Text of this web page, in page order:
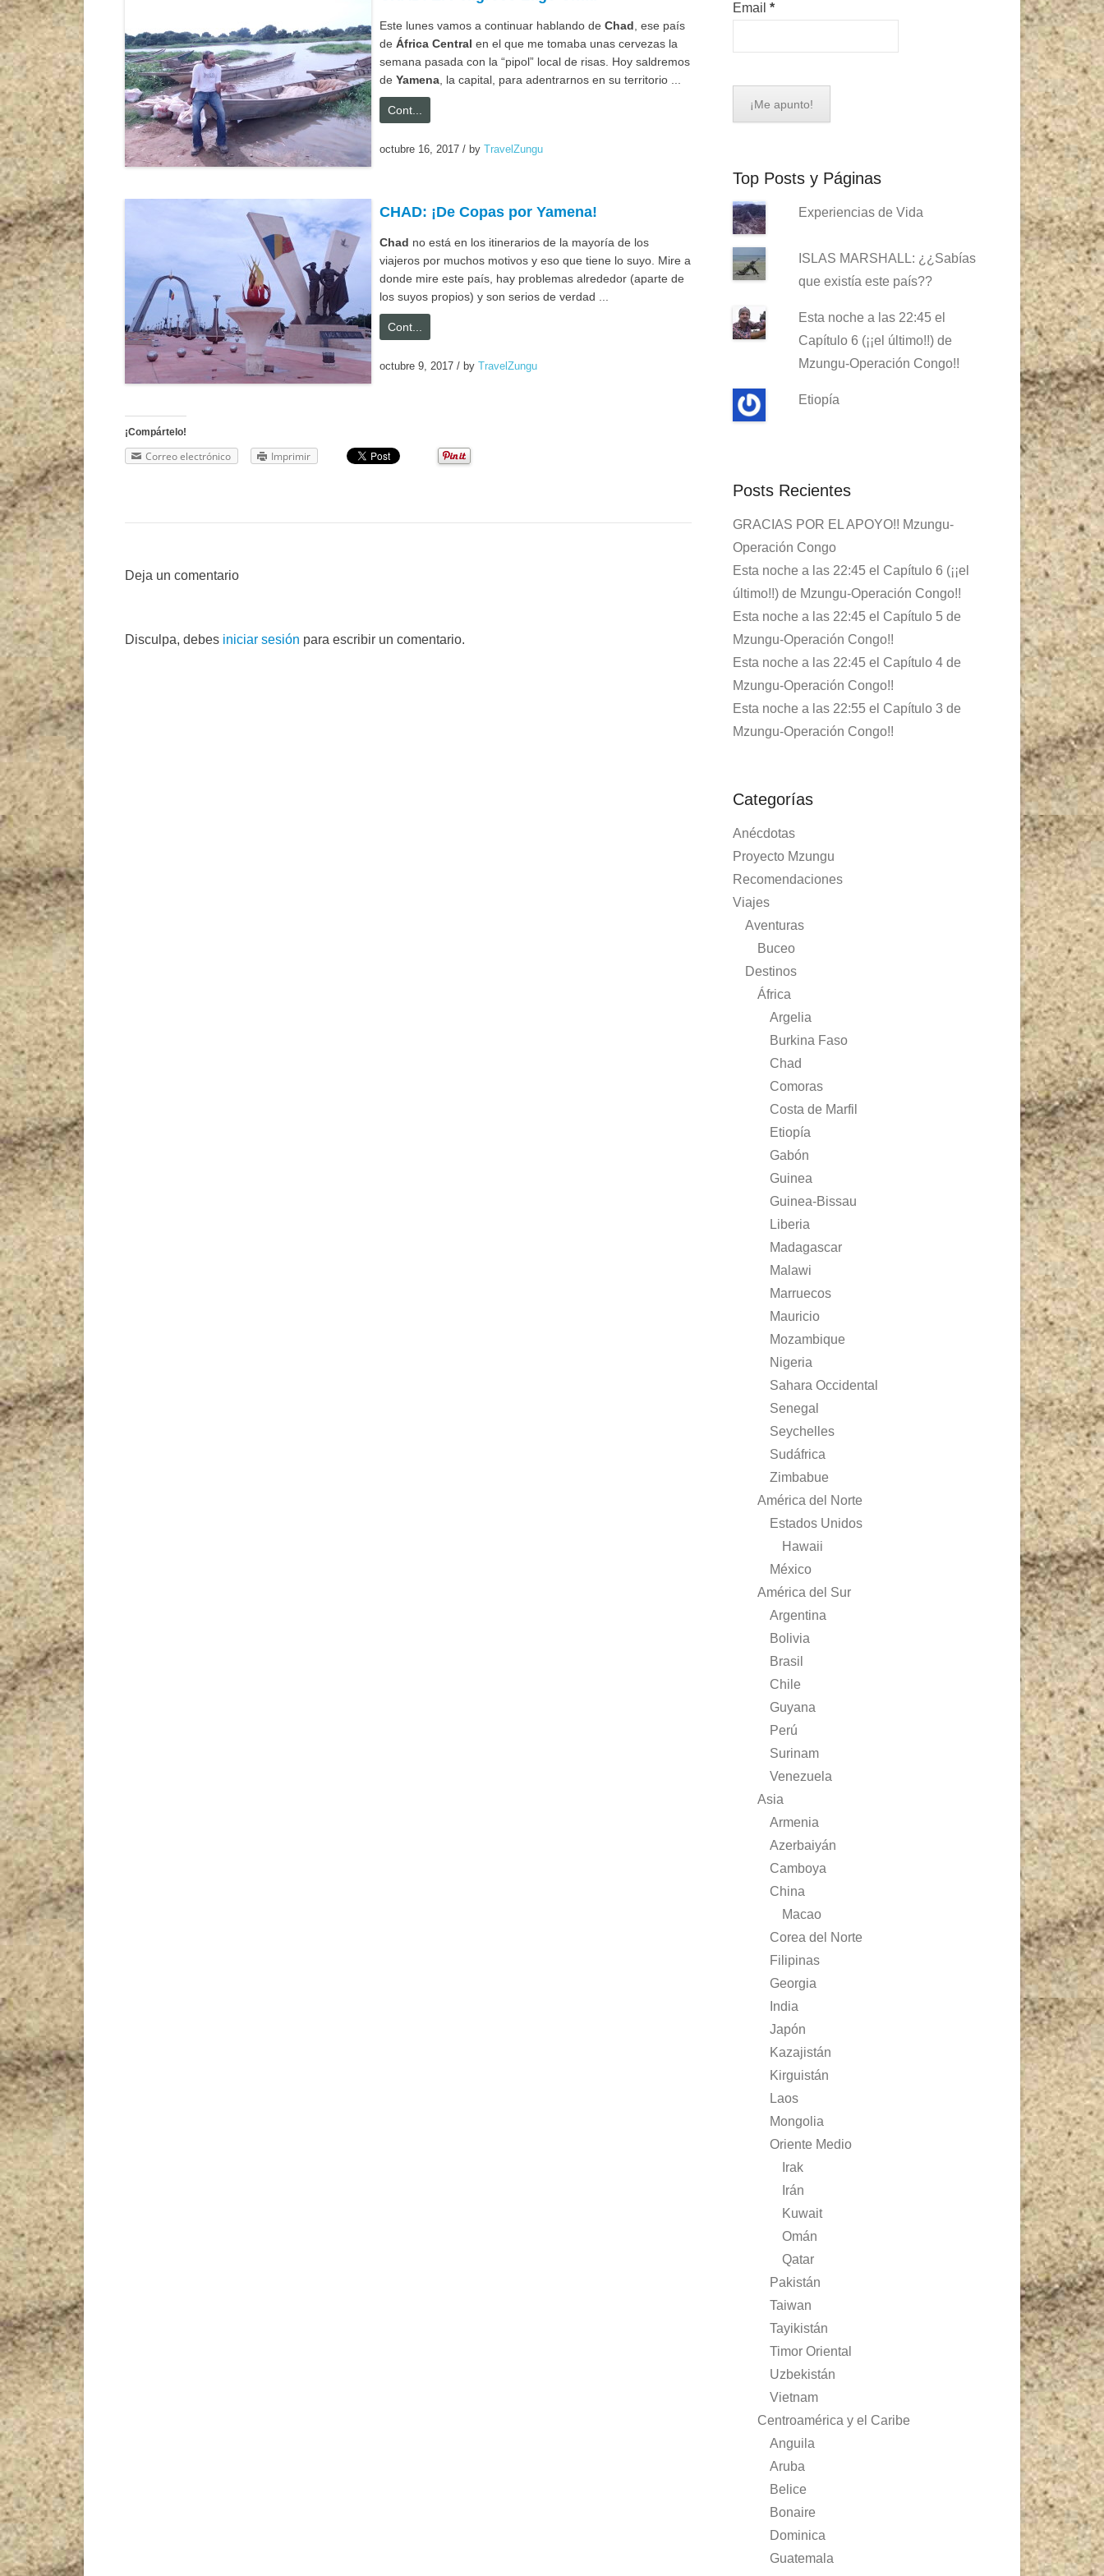
Este lunes vamos a continuar hablando de Chad , ese país
de África Central en el que me tomaba unas cervezas la
semana pasada con la “pipol” local de risas. Hoy saldremos
de Yamena , la capital, para adentrarnos en su territorio ...
Cont...
octubre 16, 2017 / by TravelZungu
CHAD: ¡De Copas por Yamena!
Chad no está en los itinerarios de la mayoría de los
viajeros por muchos motivos y eso que tiene lo suyo. Mire a
donde mire este país, hay problemas alrededor (aparte de
los suyos propios) y son serios de verdad ...
Cont...
octubre 9, 2017 / by TravelZungu
¡Compártelo!
Correo electrónico Imprimir
Deja un comentario
Disculpa, debes iniciar sesión para escribir un comentario.
Email *
Top Posts y Páginas
Experiencias de Vida
ISLAS MARSHALL: ¿¿Sabías
que existía este país??
Esta noche a las 22:45 el
Capítulo 6 (¡¡el último!!) de
Mzungu-Operación Congo!!
Etiopía
Posts Recientes
GRACIAS POR EL APOYO!! Mzungu-
Operación Congo
Esta noche a las 22:45 el Capítulo 6 (¡¡el
último!!) de Mzungu-Operación Congo!!
Esta noche a las 22:45 el Capítulo 5 de
Mzungu-Operación Congo!!
Esta noche a las 22:45 el Capítulo 4 de
Mzungu-Operación Congo!!
Esta noche a las 22:55 el Capítulo 3 de
Mzungu-Operación Congo!!
Categorías
Anécdotas
Proyecto Mzungu
Recomendaciones
Viajes
Aventuras
Buceo
Destinos
África
Argelia
Burkina Faso
Chad
Comoras
Costa de Marfil
Etiopía
Gabón
Guinea
Guinea-Bissau
Liberia
Madagascar
Malawi
Marruecos
Mauricio
Mozambique
Nigeria
Sahara Occidental
Senegal
Seychelles
Sudáfrica
Zimbabue
América del Norte
Estados Unidos
Hawaii
México
América del Sur
Argentina
Bolivia
Brasil
Chile
Guyana
Perú
Surinam
Venezuela
Asia
Armenia
Azerbaiyán
Camboya
China
Macao
Corea del Norte
Filipinas
Georgia
India
Japón
Kazajistán
Kirguistán
Laos
Mongolia
Oriente Medio
Irak
Irán
Kuwait
Omán
Qatar
Pakistán
Taiwan
Tayikistán
Timor Oriental
Uzbekistán
Vietnam
Centroamérica y el Caribe
Anguila
Aruba
Belice
Bonaire
Dominica
Guatemala